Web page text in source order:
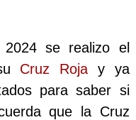
se realizo el
Cruz Roja y ya
para saber si
que la Cruz